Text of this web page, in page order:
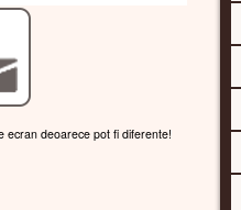
ecran deoarece pot fi diferente!